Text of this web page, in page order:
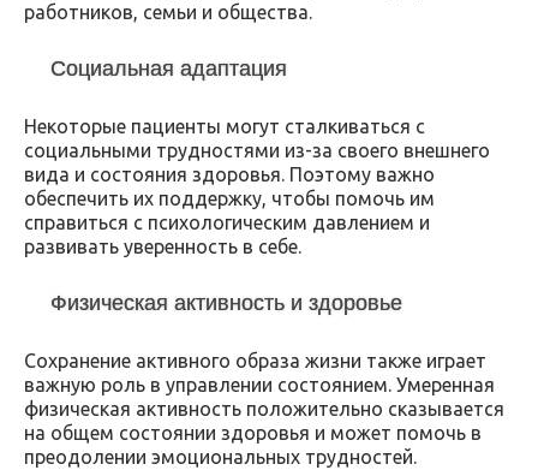
работников, семьи и общества.
Социальная адаптация
Некоторые пациенты могут сталкиваться с
социальными трудностями из-за своего внешнего
вида и состояния здоровья. Поэтому важно
обеспечить их поддержку, чтобы помочь им
справиться с психологическим давлением и
развивать уверенность в себе.
Физическая активность и здоровье
Сохранение активного образа жизни также играет
важную роль в управлении состоянием. Умеренная
физическая активность положительно сказывается
на общем состоянии здоровья и может помочь в
преодолении эмоциональных трудностей.